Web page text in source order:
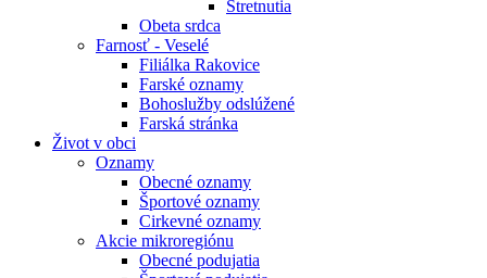
Stretnutia
Obeta srdca
Farnosť - Veselé
Filiálka Rakovice
Farské oznamy
Bohoslužby odslúžené
Farská stránka
Život v obci
Oznamy
Obecné oznamy
Športové oznamy
Cirkevné oznamy
Akcie mikroregiónu
Obecné podujatia